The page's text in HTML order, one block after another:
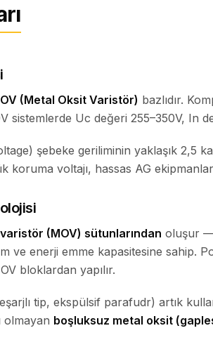
(Metal Oksit Varistör) bazlıdır.
sistemlerde Uc değeri 255–350V, In
şebeke geriliminin yaklaşık 2,5
koruma voltajı, hassas AG
(MOV) sütunlarından oluşur
ve enerji emme kapasitesine sahip.
bloklardan yapılır.
tip, ekspülsif parafudr) artık
olmayan boşluksuz metal oksit